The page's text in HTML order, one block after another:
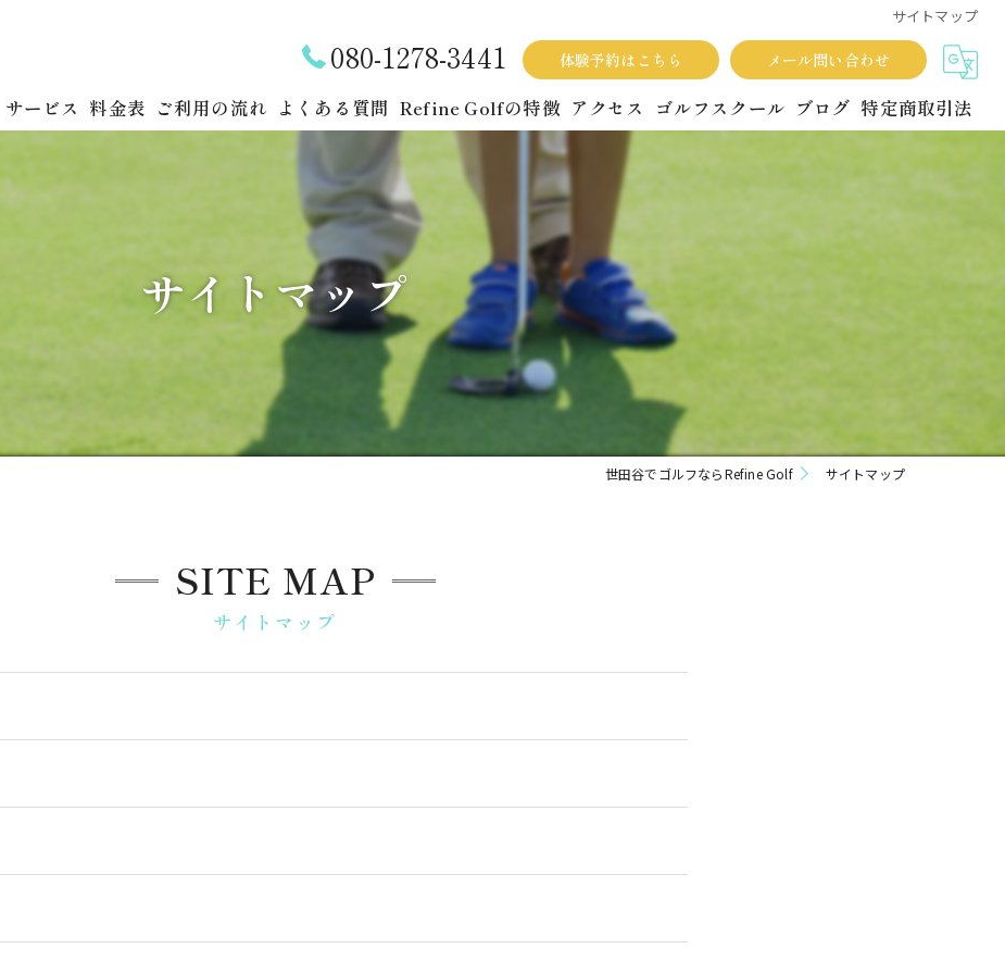
サイトマップ
080-1278-3441 体験予約はこちら メール問い合わせ
サービス 料金表 ご利用の流れ よくある質問 Refine Golfの特徴
シミュレーション
インドア
レッスン
スクール
アクセス ゴルフスクール ブログ 特定商取引法
サイトマップ
世田谷でゴルフならRefine Golf サイトマップ
サイトマップ
SITE MAP